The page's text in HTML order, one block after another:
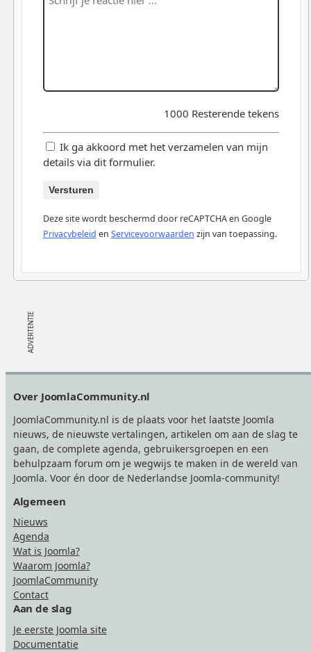
1000 Resterende tekens
Ik ga akkoord met het verzamelen van mijn
details via dit formulier.
Versturen
Deze site wordt beschermd door reCAPTCHA en Google
Privacybeleid en Servicevoorwaarden zijn van toepassing.
Over JoomlaCommunity.nl
JoomlaCommunity.nl is de plaats voor het laatste Joomla
nieuws, de nieuwste vertalingen, artikelen om aan de slag te
gaan, de complete agenda, gebruikersgroepen en een
behulpzaam forum om je wegwijs te maken in de wereld van
Joomla. Voor én door de Nederlandse Joomla-community!
Algemeen
Nieuws
Agenda
Wat is Joomla?
Waarom Joomla?
JoomlaCommunity
Contact
Aan de slag
Je eerste Joomla site
Documentatie